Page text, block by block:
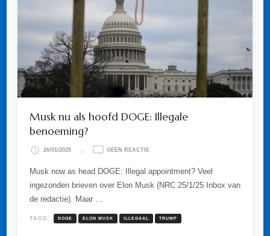
Musk nu als hoofd DOGE: Illegale
benoeming?
26/01/2025 GEEN REACTIEOP
ALS
HOOFD
Musk now as head DOGE: Illegal appointment? Veel
ingezonden brieven over Elon Musk (NRC 25/1/25 Inbox van
de redactie). Maar …
TAGS: DOGE ELON MUSK ILLEGAAL TRUMP